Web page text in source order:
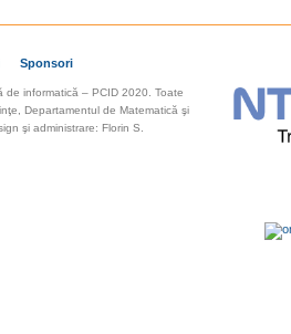
Sponsori
informatică – PCID 2020. Toate
Departamentul de Matematică şi
şi administrare: Florin S.